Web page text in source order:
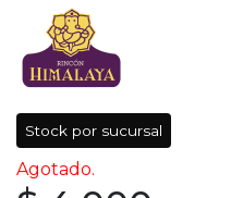
Stock por sucursal
Agotado.